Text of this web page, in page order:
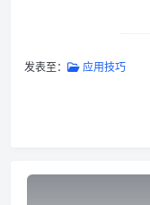
发表至： 应用技巧